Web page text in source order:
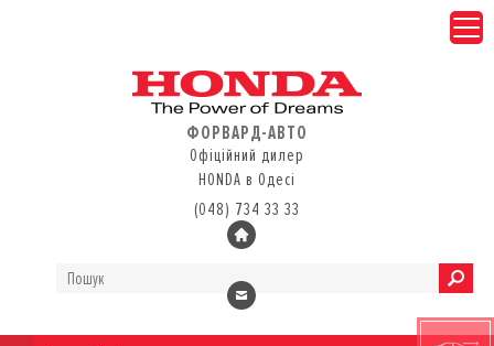
ФОРВАРД-АВТО
Офіційний дилер
HONDA в Одесі
(048) 734 33 33